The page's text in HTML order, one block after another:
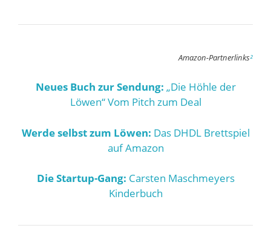
Amazon-Partnerlinks²
Neues Buch zur Sendung: „Die Höhle der
Löwen“ Vom Pitch zum Deal
Werde selbst zum Löwen: Das DHDL Brettspiel
auf Amazon
Die Startup-Gang: Carsten Maschmeyers
Kinderbuch